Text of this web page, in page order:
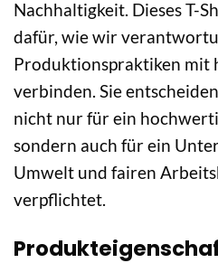
Nachhaltigkeit. Dieses T-
dafür, wie wir
Produktionspraktiken
verbinden. Sie
nicht nur für ein
sondern auch für ein
Umwelt und fairen
verpflichtet.